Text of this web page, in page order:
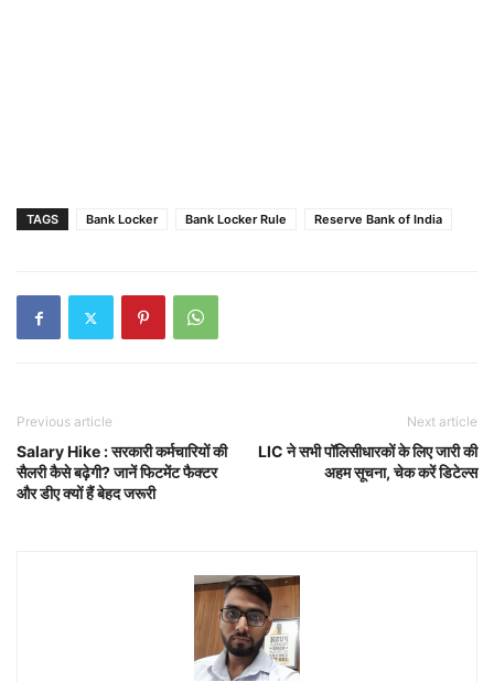
TAGS Bank Locker Bank Locker Rule Reserve Bank of India
Previous article
Salary Hike : सरकारी कर्मचारियों की
सैलरी कैसे बढ़ेगी? जानें फिटमेंट फैक्टर
और डीए क्यों हैं बेहद जरूरी
Next article
LIC ने सभी पॉलिसीधारकों के लिए जारी की
अहम सूचना, चेक करें डिटेल्स